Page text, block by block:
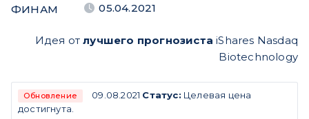
ФИНАМ 05.04.2021
Идея отлучшего прогнозиста iShares Nasdaq
Biotechnology
Обновление 09.08.2021 Статус: Целевая цена
достигнута.